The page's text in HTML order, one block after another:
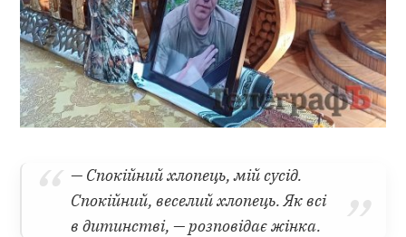
— Спокійний хлопець, мій сусід.
Спокійний, веселий хлопець. Як всі
в дитинстві, — розповідає жінка.